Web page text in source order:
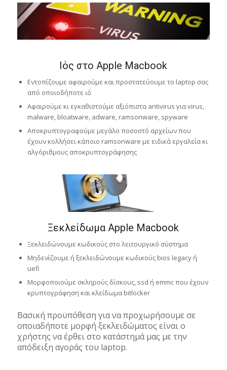
Ιός στο Apple Macbook
Εντοπίζουμε αφαιρούμε και προστατεύουμε το laptop σας
από οποιοδήποτε ιό
Αφαιρούμε κι εγκαθιστούμε αξιόπιστα antivirus για virus,
malware, bloatware, adware, ramsonware, spyware
Αποκρυπτογραφούμε μεγάλο ποσοστό αρχείων που
έχουν κολλήσει κάποιο ramsonware με ειδικά εργαλεία κι
αλγόριθμους αποκρυπτογράφησης
Ξεκλείδωμα Apple Macbook
Ξεκλειδώνουμε κωδικούς στο λειτουργικό σύστημα
Μηδενίζουμε ή ξεκλειδώνουμε κωδικούς bios legacy ή
uefi
Μορφοποιούμε σκληρούς δίσκους, ssd ή emmc που έχουν
κρυπτογράφηση και κλείδωμα bitlocker
Βασική προϋπόθεση για να προχωρήσουμε σε
οποιαδήποτε μορφή ξεκλειδώματος είναι ο
χρήστης να έρθει στο κατάστημά μας με την
απόδειξη αγοράς του laptop.